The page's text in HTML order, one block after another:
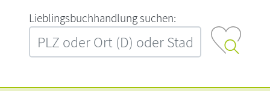
L‍i‍e‍b‍l‍i‍n‍g‍s‍b‍u‍c‍h‍h‍a‍n‍d‍l‍u‍n‍g‍ ‍s‍u‍c‍h‍e‍n‍:‍